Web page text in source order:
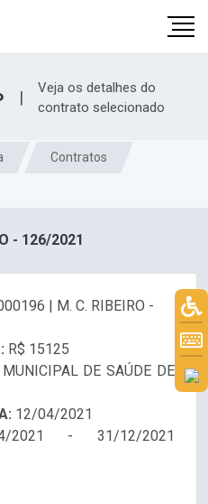
|
Veja os detalhes do
contrato selecionado
Contratos
- 126/2021
| M. C. RIBEIRO -
R$ 15125
MUNICIPAL DE SAÚDE DE
12/04/2021
2021 - 31/12/2021